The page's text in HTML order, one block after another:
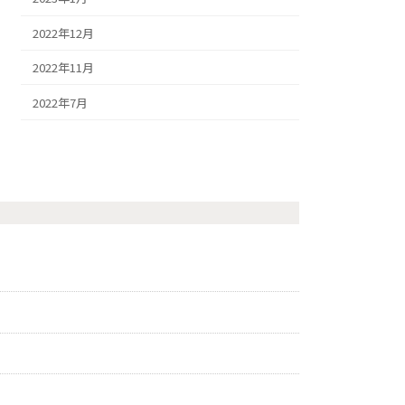
2022年12月
2022年11月
2022年7月